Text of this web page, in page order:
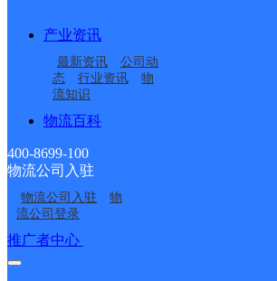
产业资讯
最新资讯
公司动
态
行业资讯
物
流知识
物流百科
400-8699-100
物流公司入驻
物流公司入驻
物
流公司登录
推广者中心
点分部
福建主城公司泉州城东
服务部
福建泉州公司信息学院
寄存点分部
福建主城区公司泉州清
源服务部少林路分部
福建泉州公司田庵花苑
分部
福建主城公司泉州浦西
万达服务部
福建泉州公司中心站妙
接口API